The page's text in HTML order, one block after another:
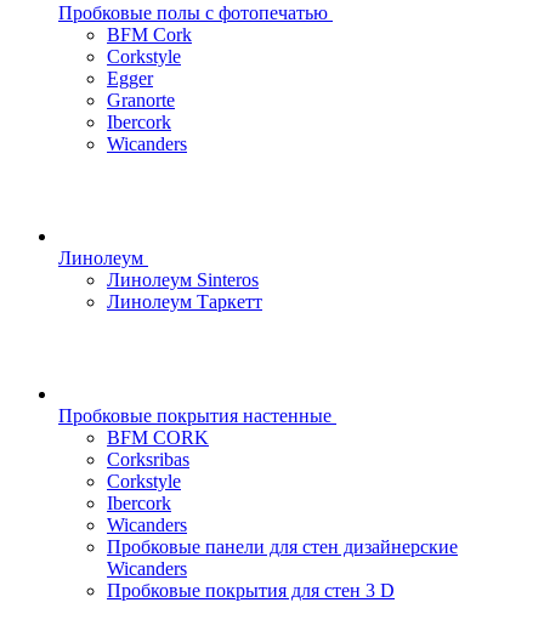
Пробковые полы с фотопечатью
BFM Cork
Corkstyle
Egger
Granorte
Ibercork
Wicanders
Линолеум
Линолеум Sinteros
Линолеум Таркетт
Пробковые покрытия настенные
BFM CORK
Corksribas
Corkstyle
Ibercork
Wicanders
Пробковые панели для стен дизайнерские
Wicanders
Пробковые покрытия для стен 3 D